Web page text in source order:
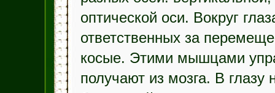
оптической оси. Вокруг
ответственных за
косые. Этими мышцами
получают из мозга. В